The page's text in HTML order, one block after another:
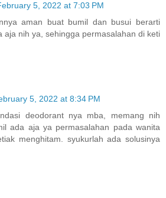
5, 2022 at 7:03 PM
aman buat bumil dan busui berarti
aja nih ya, sehingga permasalahan di keti
5, 2022 at 8:34 PM
deodorant nya mba, memang nih
ada aja ya permasalahan pada wanita
menghitam. syukurlah ada solusinya